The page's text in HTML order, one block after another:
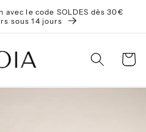
le code SOLDES dès 30€
sous 14 jours
Panier